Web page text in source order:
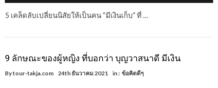
5 เคล็ดลับเปลี่ยนนิสัยให้เป็นคน “มีเงินเก็บ” ที่ …
9 ลักษณะของผู้หญิง ที่บอกว่า บุญวาสนาดี มีเงิน
Bytour-takja.com 24th ธันวาคม 2021 in : ข้อคิดดีๆ